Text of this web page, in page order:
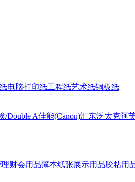
电脑打印纸工程纸艺术纸铜板纸
/Double A佳能(Canon)汇东泛太克阿
财会用品簿本纸张展示用品胶粘用